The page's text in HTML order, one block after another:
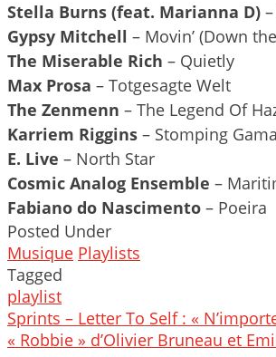
Stella Burns (feat. Marianna D)
Gypsy Mitchell – Movin’ (Down
The Miserable Rich – Quietly
Max Prosa – Totgesagte Welt
The Zenmenn – The Legend Of
Karriem Riggins – Stomping
E. Live – North Star
Cosmic Analog Ensemble –
Fabiano do Nascimento – Poeira
Posted Under
Musique Playlists
Tagged
playlist
Post
navigation
Sprints – Letter To Self : «
« Robbie » d’Olivier Bruneau et